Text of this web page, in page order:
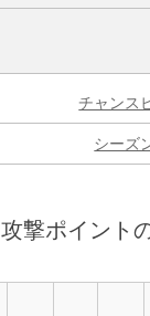
チャンス
シーズ
攻撃ポイント